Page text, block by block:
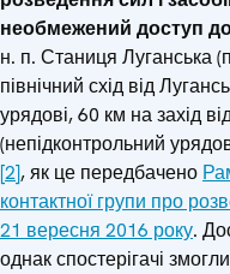
необмежений доступ
н. п. Станиця Луганська
північний схід від
урядові, 60 км на захід
(непідконтрольний
[2], як це передбачено
контактної групи про
21 вересня 2016 року.
однак спостерігачі